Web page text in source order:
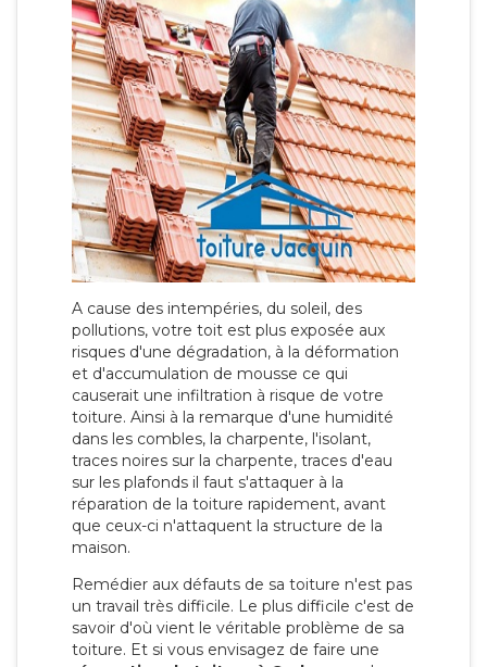
A cause des intempéries, du soleil, des
pollutions, votre toit est plus exposée aux
risques d'une dégradation, à la déformation
et d'accumulation de mousse ce qui
causerait une infiltration à risque de votre
toiture. Ainsi à la remarque d'une humidité
dans les combles, la charpente, l'isolant,
traces noires sur la charpente, traces d'eau
sur les plafonds il faut s'attaquer à la
réparation de la toiture rapidement, avant
que ceux-ci n'attaquent la structure de la
maison.
Remédier aux défauts de sa toiture n'est pas
un travail très difficile. Le plus difficile c'est de
savoir d'où vient le véritable problème de sa
toiture. Et si vous envisagez de faire une